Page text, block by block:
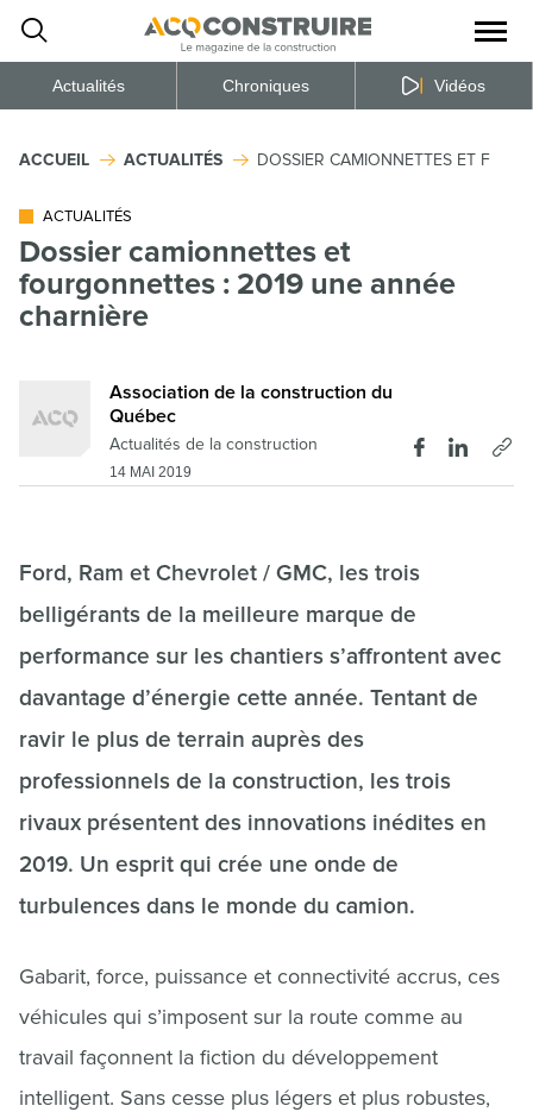
la
du
Actualités Chroniques Vidéos
ACCUEIL ACTUALITÉS DOSSIER CAMIONNETTES ET
ACTUALITÉS
Dossier camionnettes et
fourgonnettes : 2019 une année
charnière
Association de la construction du
Québec
Actualités de la construction
14 MAI 2019
Ford, Ram et Chevrolet / GMC, les trois
belligérants de la meilleure marque de
performance sur les chantiers s’affrontent avec
davantage d’énergie cette année. Tentant de
ravir le plus de terrain auprès des
professionnels de la construction, les trois
rivaux présentent des innovations inédites en
2019. Un esprit qui crée une onde de
turbulences dans le monde du camion.
Gabarit, force, puissance et connectivité accrus, ces
véhicules qui s’imposent sur la route comme au
travail façonnent la fiction du développement
intelligent. Sans cesse plus légers et plus robustes,